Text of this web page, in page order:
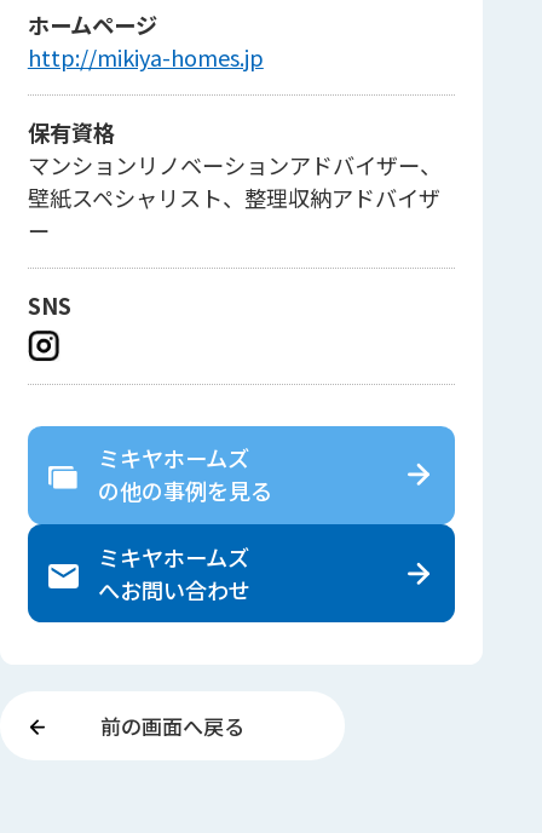
ホームページ
http://mikiya-homes.jp
保有資格
マンションリノベーションアドバイザー、
壁紙スペシャリスト、整理収納アドバイザ
ー
SNS
ミキヤホームズ
の他の事例を見る
ミキヤホームズ
へお問い合わせ
前の画面へ戻る